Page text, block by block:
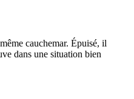
cauchemar. Épuisé, il
dans une situation bien